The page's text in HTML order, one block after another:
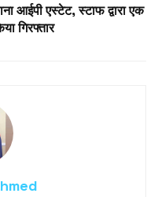
आईपी एस्टेट, स्टाफ द्वारा एक
गिरफ्तार